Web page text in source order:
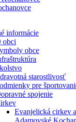
informácie
obci
obce
starostlivosť
pre
spojenie
Evanjelická cirkev
Adamovské